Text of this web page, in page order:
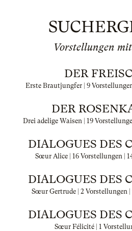
Vorstellungen
DER
Erste Brautjungfer | 9 Vorstellungen
DER
Drei adelige Waisen | 19
DIALOGUES DES
Sœur Alice | 16 Vorstellungen |
DIALOGUES DES
Sœur Gertrude | 2 Vorstellungen |
DIALOGUES DES
Sœur Félicité | 1